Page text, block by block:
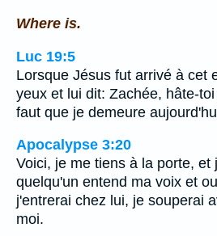
Where is.
Luc 19:5
Lorsque Jésus fut arrivé à cet
yeux et lui dit: Zachée, hâte-
faut que je demeure
Apocalypse 3:20
Voici, je me tiens à la porte, et
quelqu'un entend ma voix et
j'entrerai chez lui, je souperai
moi.